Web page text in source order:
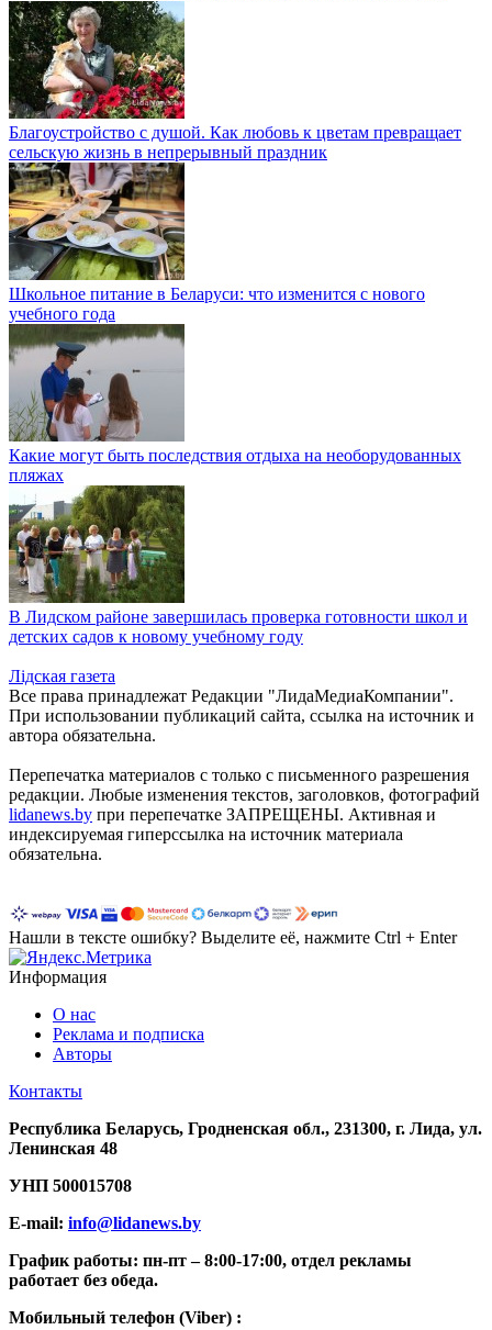
Благоустройство с душой. Как любовь к цветам превращает
сельскую жизнь в непрерывный праздник
Школьное питание в Беларуси: что изменится с нового
учебного года
Какие могут быть последствия отдыха на необорудованных
пляжах
В Лидском районе завершилась проверка готовности школ и
детских садов к новому учебному году
Лiдская газета
Все права принадлежат Редакции "ЛидаМедиаКомпании".
При использовании публикаций сайта, ссылка на источник и
автора обязательна.
Перепечатка материалов c только с письменного разрешения
редакции. Любые изменения текстов, заголовков, фотографий
lidanews.by при перепечатке ЗАПРЕЩЕНЫ. Активная и
индексируемая гиперссылка на источник материала
обязательна.
Нашли в тексте ошибку? Выделите её, нажмите Ctrl + Enter
Информация
О нас
Реклама и подписка
Авторы
Контакты
Республика Беларусь, Гродненская обл., 231300, г. Лида, ул.
Ленинская 48
УНП 500015708
E-mail: info@lidanews.by
График работы: пн-пт –8:00-17:00, отдел рекламы
работает без обеда.
Мобильный телефон (Viber) :